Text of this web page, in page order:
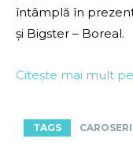
întâmplă în
și Bigster – Boreal.
Citește mai mult
TAGS